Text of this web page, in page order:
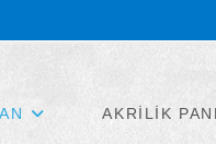
AKRİLİK